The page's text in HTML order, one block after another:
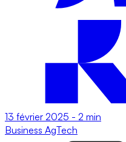
13 février 2025 - 2 min
Business AgTech